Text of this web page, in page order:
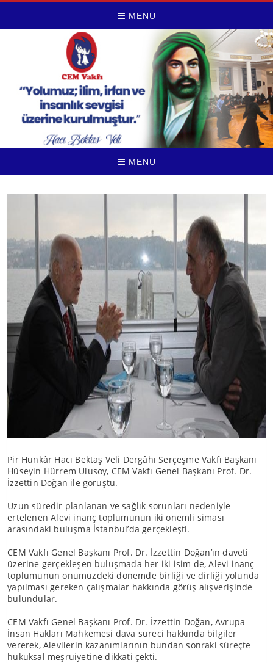
MENU
MENU
Pir Hünkâr Hacı Bektaş Veli Dergâhı Serçeşme Vakfı Başkanı
Hüseyin Hürrem Ulusoy, CEM Vakfı Genel Başkanı Prof. Dr.
İzzettin Doğan ile görüştü.
Uzun süredir planlanan ve sağlık sorunları nedeniyle
ertelenen Alevi inanç toplumunun iki önemli siması
arasındaki buluşma İstanbul’da gerçekleşti.
CEM Vakfı Genel Başkanı Prof. Dr. İzzettin Doğan’ın daveti
üzerine gerçekleşen buluşmada her iki isim de, Alevi inanç
toplumunun önümüzdeki dönemde birliği ve dirliği yolunda
yapılması gereken çalışmalar hakkında görüş alışverişinde
bulundular.
CEM Vakfı Genel Başkanı Prof. Dr. İzzettin Doğan, Avrupa
İnsan Hakları Mahkemesi dava süreci hakkında bilgiler
vererek, Alevilerin kazanımlarının bundan sonraki süreçte
hukuksal meşruiyetine dikkati çekti.